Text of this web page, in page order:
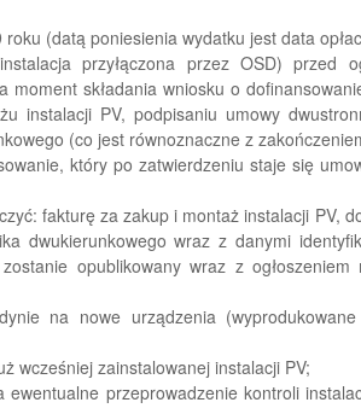
(datą poniesienia wydatku jest data
przyłączona przez OSD) przed
składania wniosku o
instalacji PV, podpisaniu umowy
(co jest równoznaczne z
który po zatwierdzeniu staje się
fakturę za zakup i montaż instalacji PV,
dwukierunkowego wraz z danymi
opublikowany wraz z
na nowe urządzenia
wcześniej zainstalowanej instalacji PV;
przeprowadzenie kontroli